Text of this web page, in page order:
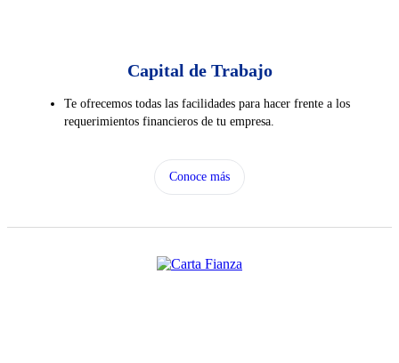
Capital de Trabajo
Te ofrecemos todas las facilidades para hacer frente a los
requerimientos financieros de tu empresa.
Conoce más